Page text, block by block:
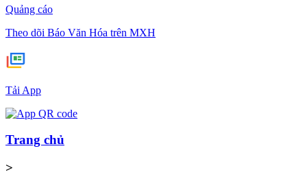
Quảng cáo
Theo dõi Báo Văn Hóa trên MXH
Tải App
Trang chủ
>